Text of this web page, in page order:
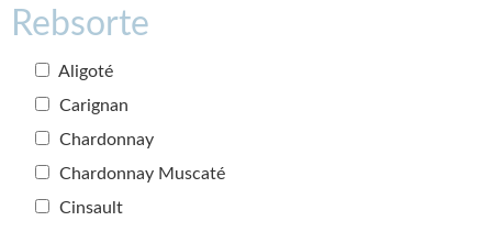
Rebsorte
Aligoté
Carignan
Chardonnay
Chardonnay Muscaté
Cinsault